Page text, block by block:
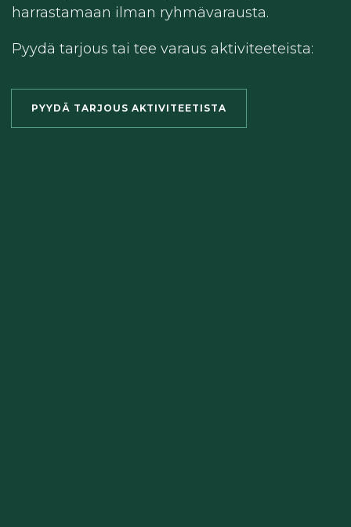
harrastamaan ilman ryhmävarausta.
Pyydä tarjous tai tee varaus aktiviteeteista:
PYYDÄ TARJOUS AKTIVITEETISTA